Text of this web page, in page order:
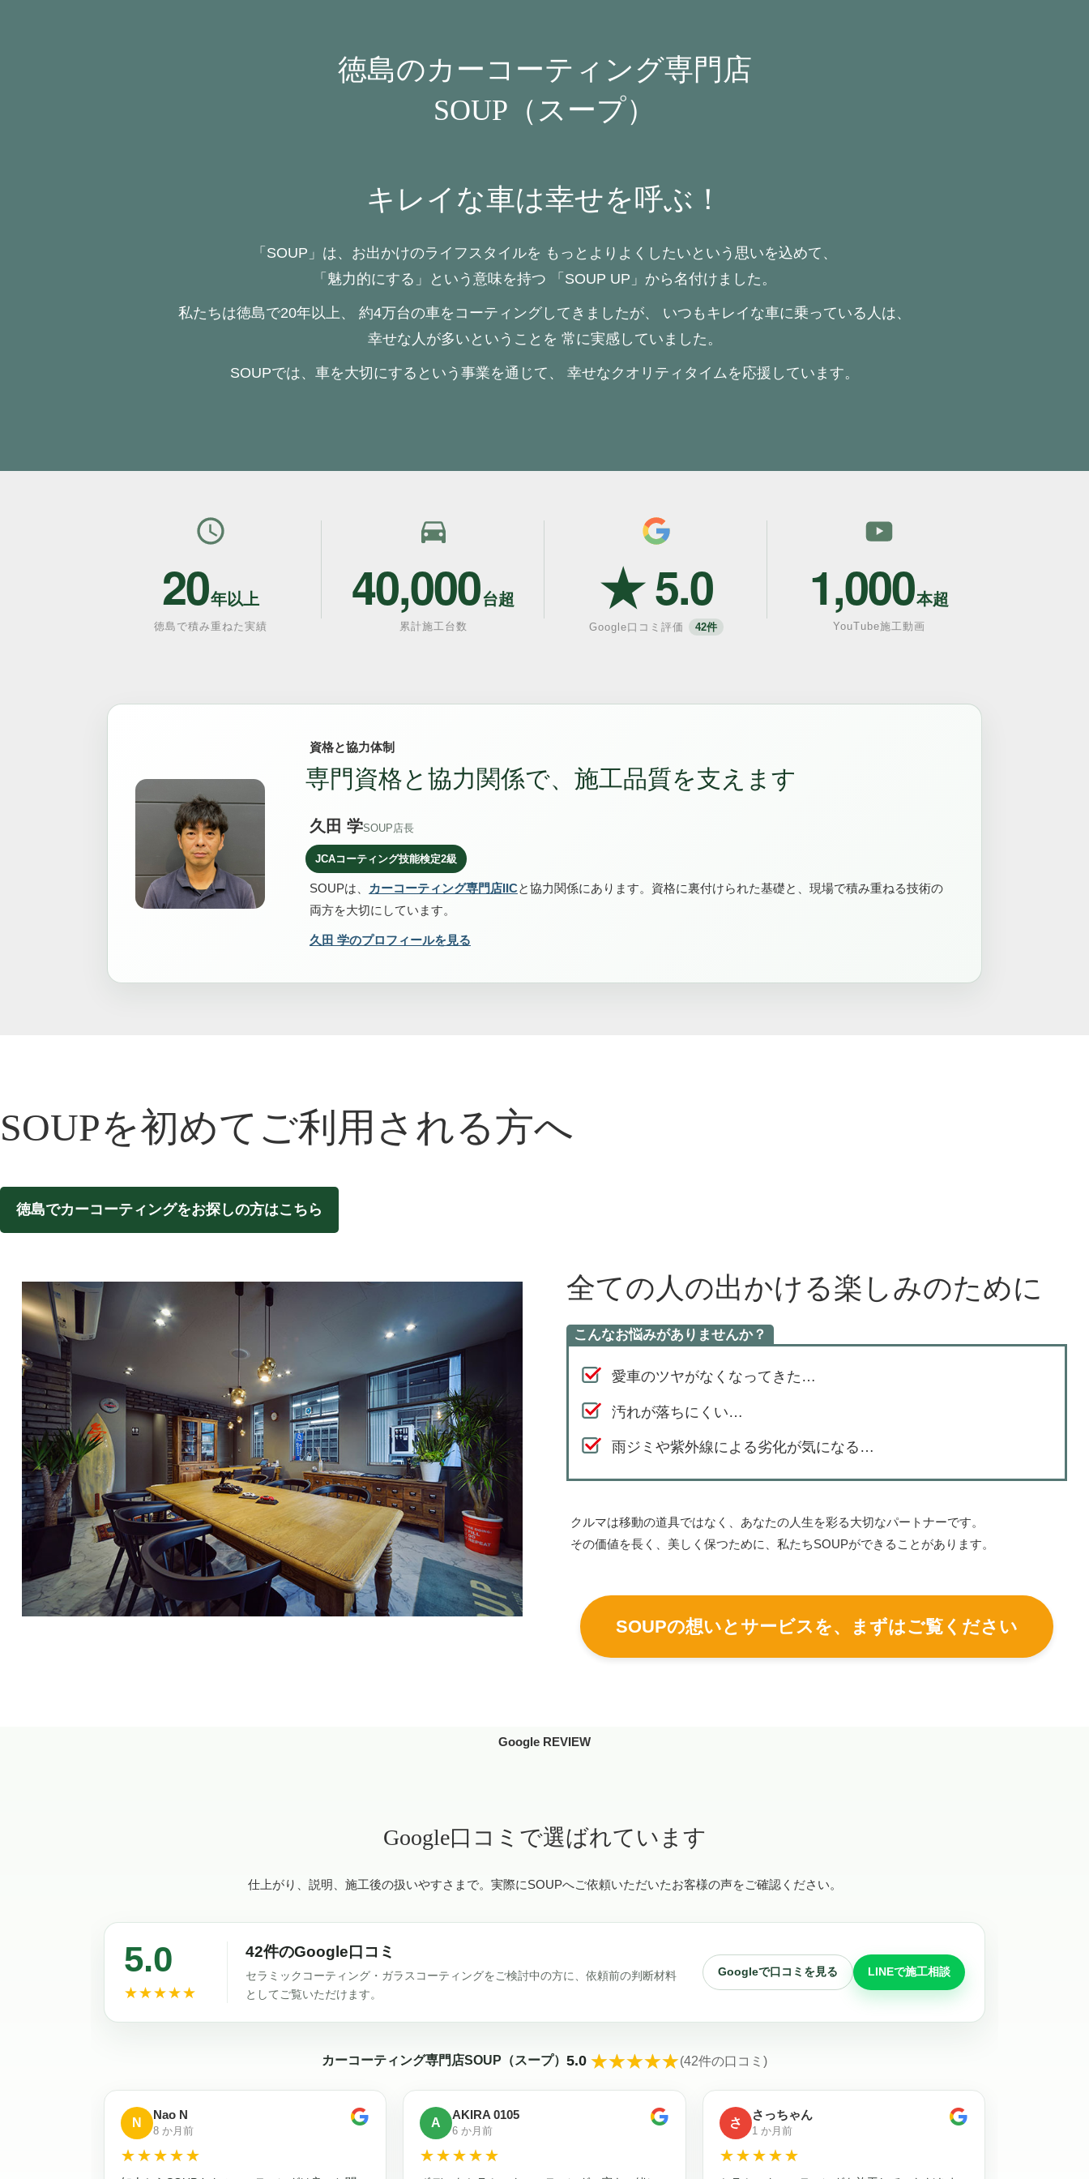
徳島のカーコーティング専門店
SOUP（スープ）
キレイな車は幸せを呼ぶ！
「SOUP」は、お出かけのライフスタイルを もっとよりよくしたいという思いを込めて、
「魅力的にする」という意味を持つ 「SOUP UP」から名付けました。
私たちは徳島で20年以上、 約4万台の車をコーティングしてきましたが、
いつもキレイな車に乗っている人は、
幸せな人が多いということを 常に実感していました。
SOUPでは、車を大切にするという事業を通じて、 幸せなクオリティタイムを応援しています。
20年以上
徳島で積み重ねた実績
40,000台超
累計施工台数
★ 5.0
Google口コミ評価 42件
1,000本超
YouTube施工動画
資格と協力体制
専門資格と協力関係で、施工品質を支えます
久田 学SOUP店長
JCAコーティング技能検定2級
SOUPは、 カーコーティング専門店IICと協力関係にあります。資格に裏付けられた基礎と、現場で積み重ねる技術の
両方を大切にしています。
久田 学のプロフィールを見る
SOUPを初めてご利用される方へ
徳島でカーコーティングをお探しの方はこちら
全ての人の出かける楽しみのために
こんなお悩みがありませんか？
愛車のツヤがなくなってきた…
汚れが落ちにくい…
雨ジミや紫外線による劣化が気になる…
クルマは移動の道具ではなく、あなたの人生を彩る大切なパートナーです。
その価値を長く、美しく保つために、私たちSOUPができることがあります。
SOUPの想いとサービスを、まずはご覧ください
Google REVIEW
Google口コミで選ばれています
仕上がり、説明、施工後の扱いやすさまで。実際にSOUPへご依頼いただいたお客様の声をご確認ください。
5.0
★★★★★
42件のGoogle口コミ
セラミックコーティング・ガラスコーティングをご検討中の方に、依頼前の判断材料
としてご覧いただけます。
Googleで口コミを見る LINEで施工相談
カーコーティング専門店SOUP（スープ） 5.0 ☆☆☆☆☆
★★★★★(42件の口コミ)
N
Nao N
8 か月前
☆☆☆☆☆
★★★★★
A
AKIRA 0105
6 か月前
☆☆☆☆☆
★★★★★
さ
さっちゃん
1 か月前
☆☆☆☆☆
★★★★★